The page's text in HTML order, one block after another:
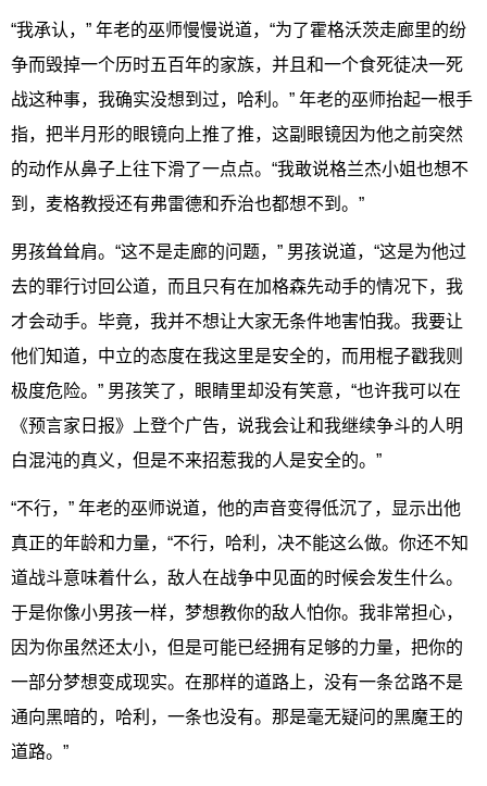
“我承认，” 年老的巫师慢慢说道，“为了霍格沃茨走廊里的纷
争而毁掉一个历时五百年的家族，并且和一个食死徒决一死
战这种事，我确实没想到过，哈利。” 年老的巫师抬起一根手
指，把半月形的眼镜向上推了推，这副眼镜因为他之前突然
的动作从鼻子上往下滑了一点点。“我敢说格兰杰小姐也想不
到，麦格教授还有弗雷德和乔治也都想不到。”
男孩耸耸肩。“这不是走廊的问题，” 男孩说道，“这是为他过
去的罪行讨回公道，而且只有在加格森先动手的情况下，我
才会动手。毕竟，我并不想让大家无条件地害怕我。我要让
他们知道，中立的态度在我这里是安全的，而用棍子戳我则
极度危险。” 男孩笑了，眼睛里却没有笑意，“也许我可以在
《预言家日报》上登个广告，说我会让和我继续争斗的人明
白混沌的真义，但是不来招惹我的人是安全的。”
“不行，” 年老的巫师说道，他的声音变得低沉了，显示出他
真正的年龄和力量，“不行，哈利，决不能这么做。你还不知
道战斗意味着什么，敌人在战争中见面的时候会发生什么。
于是你像小男孩一样，梦想教你的敌人怕你。我非常担心，
因为你虽然还太小，但是可能已经拥有足够的力量，把你的
一部分梦想变成现实。在那样的道路上，没有一条岔路不是
通向黑暗的，哈利，一条也没有。那是毫无疑问的黑魔王的
道路。”